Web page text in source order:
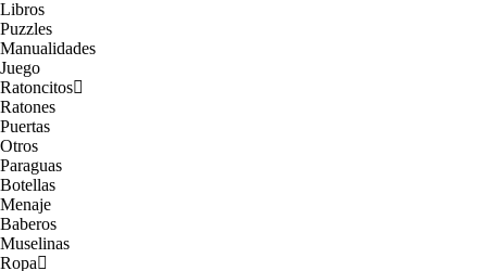
Libros
Puzzles
Manualidades
Juego
Ratoncitos
Ratones
Puertas
Otros
Paraguas
Botellas
Menaje
Baberos
Muselinas
Ropa